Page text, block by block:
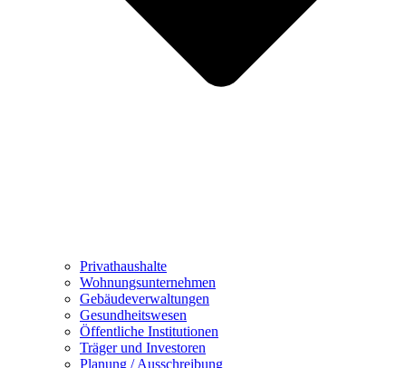
Privathaushalte
Wohnungsunternehmen
Gebäudeverwaltungen
Gesundheitswesen
Öffentliche Institutionen
Träger und Investoren
Planung / Ausschreibung